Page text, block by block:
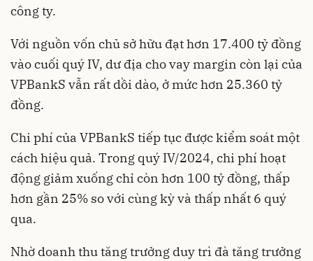
công ty.
Với nguồn vốn chủ sở hữu đạt hơn 17.400 tỷ đồng
vào cuối quý IV, dư địa cho vay margin còn lại của
VPBankS vẫn rất dồi dào, ở mức hơn 25.360 tỷ
đồng.
Chi phí của VPBankS tiếp tục được kiểm soát một
cách hiệu quả. Trong quý IV/2024, chi phí hoạt
động giảm xuống chỉ còn hơn 100 tỷ đồng, thấp
hơn gần 25% so với cùng kỳ và thấp nhất 6 quý
qua.
Nhờ doanh thu tăng trưởng duy trì đà tăng trưởng